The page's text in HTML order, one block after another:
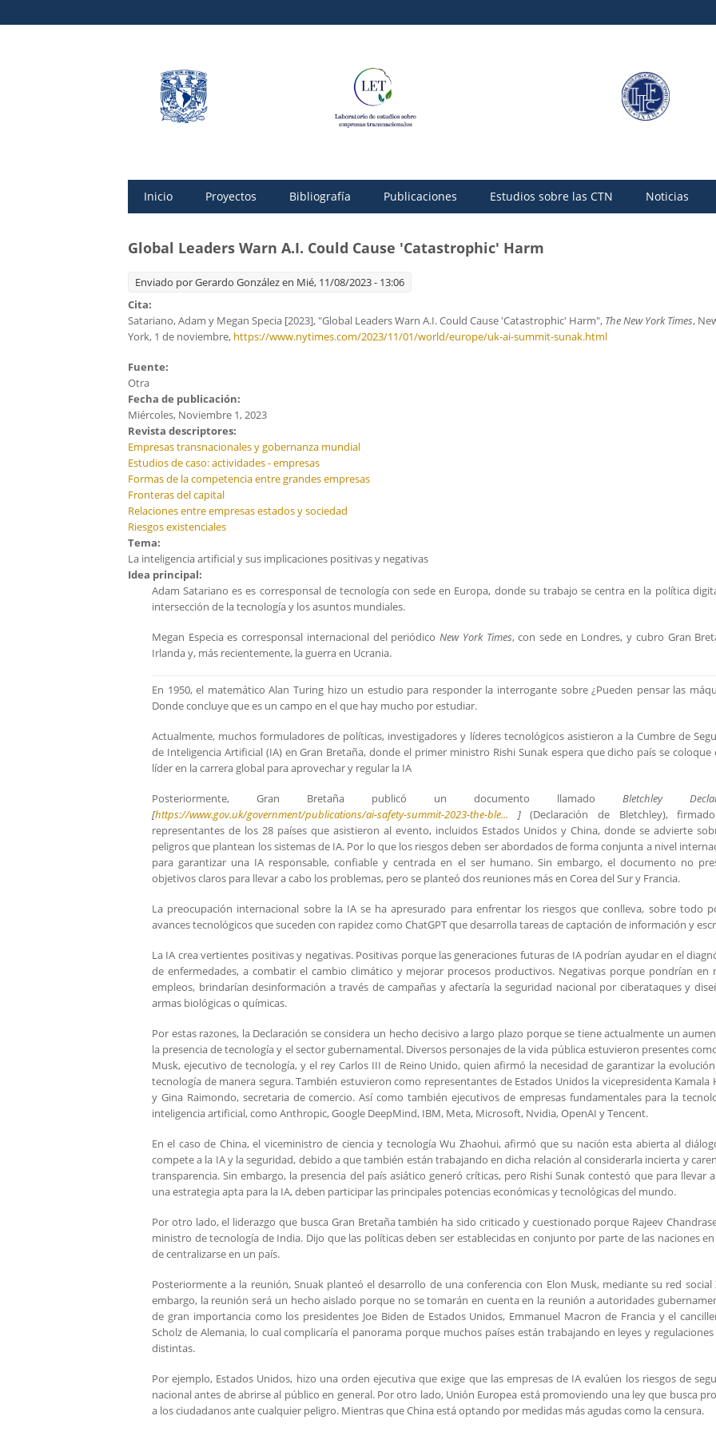
Inicio Proyectos Bibliografía Publicaciones Estudios sobre las CTN Noticias
Global Leaders Warn A.I. Could Cause 'Catastrophic' Harm
Enviado porGerardo Gonzálezen Mié, 11/08/2023 - 13:06
Cita:
Satariano, Adam y Megan Specia [2023], "Global Leaders Warn A.I. Could Cause 'Catastrophic' Harm", The New York Times,
York, 1 de noviembre, https://www.nytimes.com/2023/11/01/world/europe/uk-ai-summit-sunak.html
Fuente:
Otra
Fecha de publicación:
Miércoles, Noviembre 1, 2023
Revista descriptores:
Empresas transnacionales y gobernanza mundial
Estudios de caso: actividades - empresas
Formas de la competencia entre grandes empresas
Fronteras del capital
Relaciones entre empresas estados y sociedad
Riesgos existenciales
Tema:
La inteligencia artificial y sus implicaciones positivas y negativas
Idea principal:
Adam Satariano es es corresponsal de tecnología con sede en Europa, donde su trabajo se centra en la política
intersección de la tecnología y los asuntos mundiales.
Megan Especia es corresponsal internacional del periódicoNew York Times, con sede en Londres, y cubro Gran
Irlanda y, más recientemente, la guerra en Ucrania.
En 1950, el matemático Alan Turing hizo un estudio para responder la interrogante sobre ¿Pueden pensar las
Donde concluye que es un campo en el que hay mucho por estudiar.
Actualmente, muchos formuladores de políticas, investigadores y líderes tecnológicos asistieron a la Cumbre de
de Inteligencia Artificial (IA) en Gran Bretaña, donde el primer ministro Rishi Sunak espera que dicho país se coloque
líder en la carrera global para aprovechar y regular la IA
Posteriormente, Gran Bretaña publicó un documento llamado Bletchley
[https://www.gov.uk/government/publications/ai-safety-summit-2023-the-ble... ](Declaración de Bletchley),
representantes de los 28 países que asistieron al evento, incluidos Estados Unidos y China, donde se advierte
peligros que plantean los sistemas de IA. Por lo que los riesgos deben ser abordados de forma conjunta a nivel
para garantizar una IA responsable, confiable y centrada en el ser humano. Sin embargo, el documento no
objetivos claros para llevar a cabo los problemas, pero se planteó dos reuniones más en Corea del Sur y Francia.
La preocupación internacional sobre la IA se ha apresurado para enfrentar los riesgos que conlleva, sobre todo
avances tecnológicos que suceden con rapidez como ChatGPT que desarrolla tareas de captación de información y
La IA crea vertientes positivas y negativas. Positivas porque las generaciones futuras de IA podrían ayudar en el
de enfermedades, a combatir el cambio climático y mejorar procesos productivos. Negativas porque pondrían en
empleos, brindarían desinformación a través de campañas y afectaría la seguridad nacional por ciberataques y
armas biológicas o químicas.
Por estas razones, la Declaración se considera un hecho decisivo a largo plazo porque se tiene actualmente un
la presencia de tecnología y el sector gubernamental. Diversos personajes de la vida pública estuvieron presentes
Musk, ejecutivo de tecnología, y el rey Carlos III de Reino Unido, quien afirmó la necesidad de garantizar la
tecnología de manera segura. También estuvieron como representantes de Estados Unidos la vicepresidenta Kamala
y Gina Raimondo, secretaria de comercio. Así como también ejecutivos de empresas fundamentales para la
inteligencia artificial, como Anthropic, Google DeepMind, IBM, Meta, Microsoft, Nvidia, OpenAI y Tencent.
En el caso de China, el viceministro de ciencia y tecnología Wu Zhaohui, afirmó que su nación esta abierta al
compete a la IA y la seguridad, debido a que también están trabajando en dicha relación al considerarla incierta y
transparencia. Sin embargo, la presencia del país asiático generó críticas, pero Rishi Sunak contestó que para llevar
una estrategia apta para la IA, deben participar las principales potencias económicas y tecnológicas del mundo.
Por otro lado, el liderazgo que busca Gran Bretaña también ha sido criticado y cuestionado porque Rajeev
ministro de tecnología de India. Dijo que las políticas deben ser establecidas en conjunto por parte de las naciones
de centralizarse en un país.
Posteriormente a la reunión, Snuak planteó el desarrollo de una conferencia con Elon Musk, mediante su red social
embargo, la reunión será un hecho aislado porque no se tomarán en cuenta en la reunión a autoridades
de gran importancia como los presidentes Joe Biden de Estados Unidos, Emmanuel Macron de Francia y el
Scholz de Alemania, lo cual complicaría el panorama porque muchos países están trabajando en leyes y
distintas.
Por ejemplo, Estados Unidos, hizo una orden ejecutiva que exige que las empresas de IA evalúen los riesgos de
nacional antes de abrirse al público en general. Por otro lado, Unión Europea está promoviendo una ley que busca
a los ciudadanos ante cualquier peligro. Mientras que China está optando por medidas más agudas como la censura.